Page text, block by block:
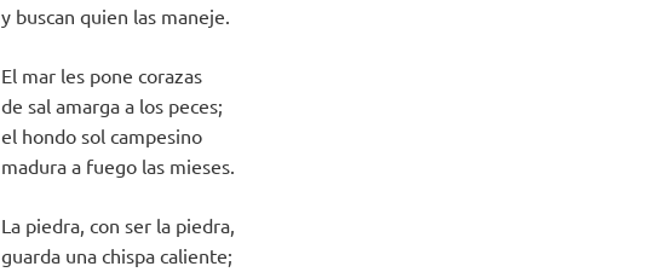
y buscan quien las maneje.
El mar les pone corazas
de sal amarga a los peces;
el hondo sol campesino
madura a fuego las mieses.
La piedra, con ser la piedra,
guarda una chispa caliente;